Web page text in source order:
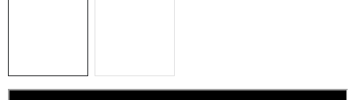
KONTAKTY